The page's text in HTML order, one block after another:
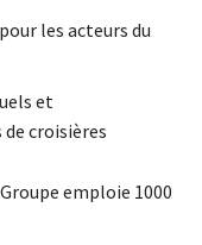
les acteurs du
et
croisières
emploie 1000